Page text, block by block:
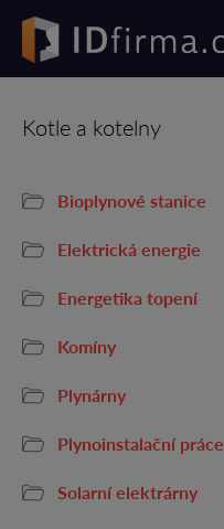
Kotle a kotelny
Bioplynové stanice
Elektrická energie
Energetika topení
Komíny
Plynárny
Plynoinstalační práce
Solarní elektrárny